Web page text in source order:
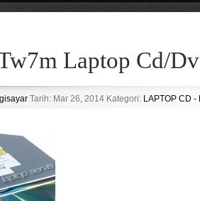
Laptop Cd/
Tarih: Mar 26, 2014 Kategori: LAPTOP CD -